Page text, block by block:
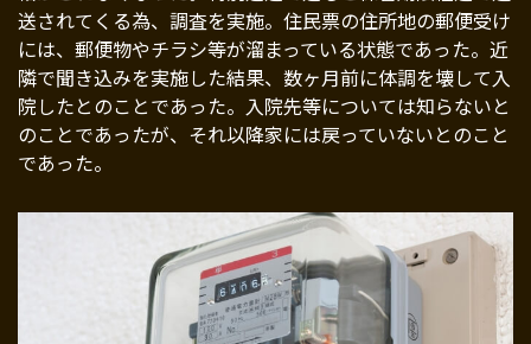
送されてくる為、調査を実施。住民票の住所地の郵便受け
には、郵便物やチラシ等が溜まっている状態であった。近
隣で聞き込みを実施した結果、数ヶ月前に体調を壊して入
院したとのことであった。入院先等については知らないと
のことであったが、それ以降家には戻っていないとのこと
であった。